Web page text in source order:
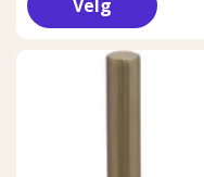
Velg